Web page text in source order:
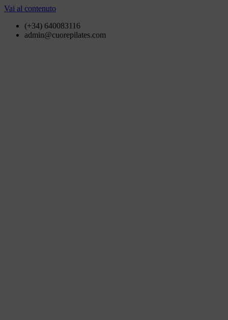
Vai al contenuto
(+34) 640083116
admin@cuorepilates.com